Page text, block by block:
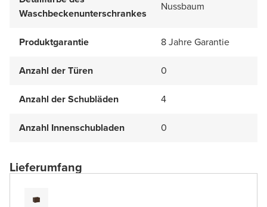
Waschbeckenunterschrankes
Nussbaum
Produktgarantie 8 Jahre Garantie
Anzahl der Türen 0
Anzahl der Schubläden 4
Anzahl Innenschubladen 0
Lieferumfang